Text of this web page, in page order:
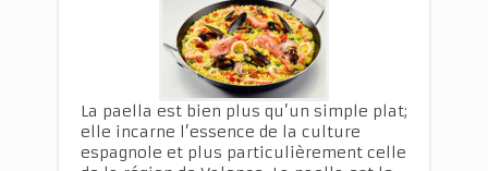
La paella est bien plus qu’un simple plat;
elle incarne l’essence de la culture
espagnole et plus particulièrement celle